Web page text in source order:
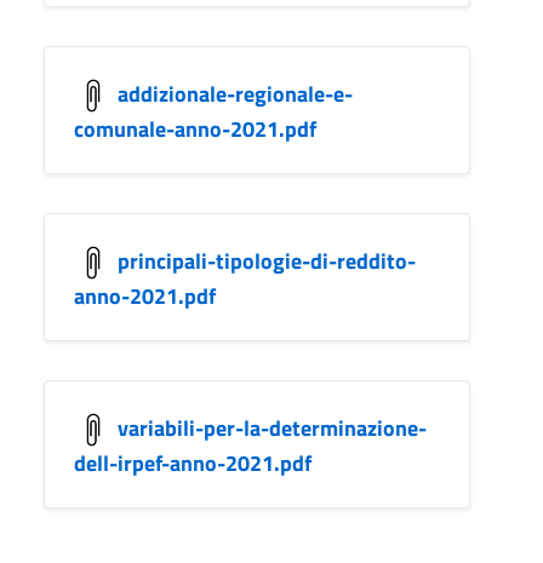
addizionale-regionale-e-
comunale-anno-2021.pdf
principali-tipologie-di-reddito-
anno-2021.pdf
variabili-per-la-determinazione-
dell-irpef-anno-2021.pdf